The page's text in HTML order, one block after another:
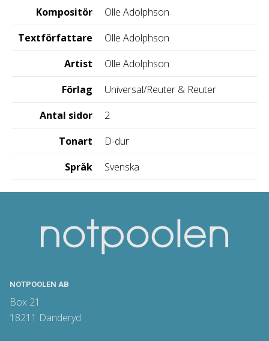
Kompositör
Olle Adolphson
Textförfattare
Olle Adolphson
Artist
Olle Adolphson
Förlag
Universal/Reuter & Reuter
Antal sidor
2
Tonart
D-dur
Språk
Svenska
NOTPOOLEN AB
Box 21
18211 Danderyd